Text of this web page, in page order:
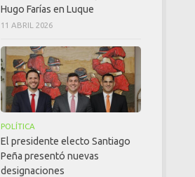
Hugo Farías en Luque
11 ABRIL 2026
POLÍTICA
El presidente electo Santiago
Peña presentó nuevas
designaciones